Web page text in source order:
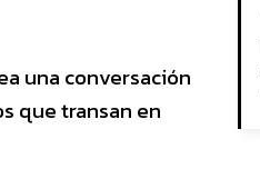
una conversación
que transan en